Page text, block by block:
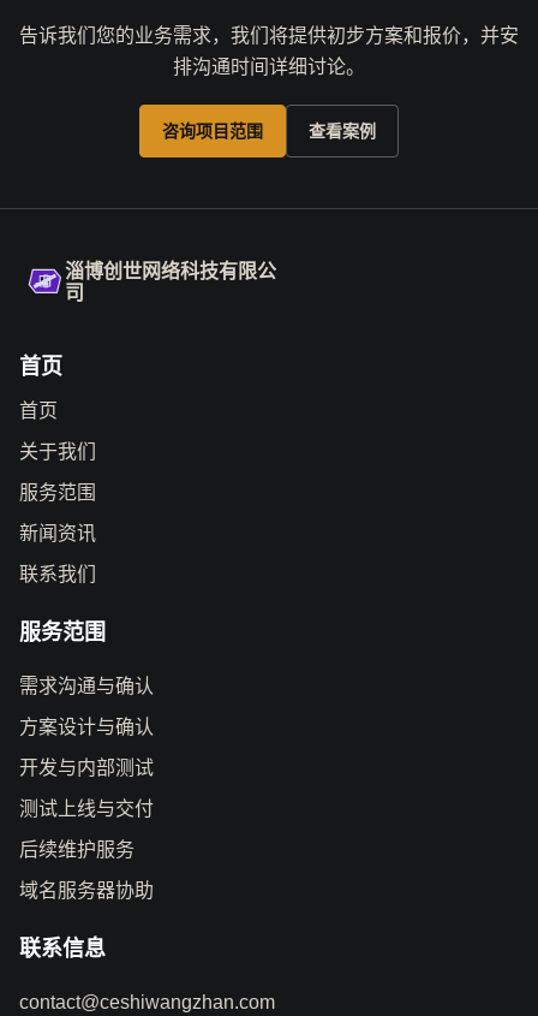
告诉我们您的业务需求，我们将提供初步方案和报价，并安
排沟通时间详细讨论。
咨询项目范围 查看案例
淄博创世网络科技有限公
司
首页
首页
关于我们
服务范围
新闻资讯
联系我们
服务范围
需求沟通与确认
方案设计与确认
开发与内部测试
测试上线与交付
后续维护服务
域名服务器协助
联系信息
contact@ceshiwangzhan.com